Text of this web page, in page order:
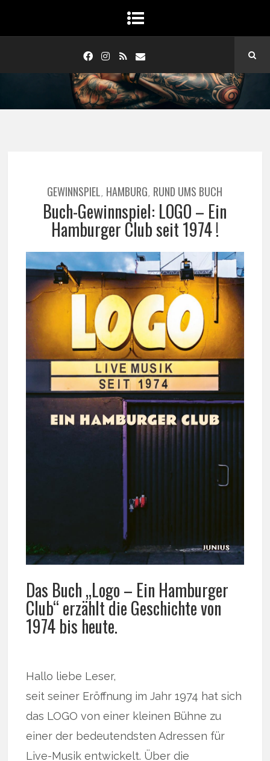
GEWINNSPIEL, HAMBURG, RUND UMS BUCH
Buch-Gewinnspiel: LOGO – Ein
Hamburger Club seit 1974 !
Das Buch „Logo – Ein Hamburger
Club“ erzählt die Geschichte von
1974 bis heute.
Hallo liebe Leser,
seit seiner Eröffnung im Jahr 1974 hat sich
das LOGO von einer kleinen Bühne zu
einer der bedeutendsten Adressen für
Live-Musik entwickelt. Über die